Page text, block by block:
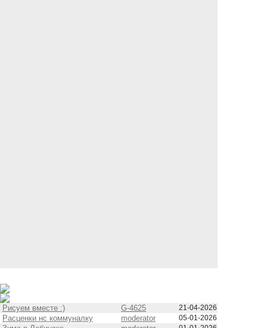
Рисуем вместе :) G-4625 21-04-2026
Расценки нс коммуналку moderator 05-01-2026